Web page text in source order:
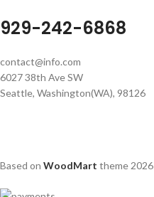
929-242-6868
contact@info.com
6027 38th Ave SW
Seattle, Washington(WA), 98126
Based on WoodMart theme 2026